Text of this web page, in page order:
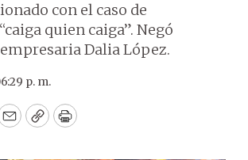
con el caso de
quien caiga”. Negó
Dalia López.
p. m.
EmailCopyPrint